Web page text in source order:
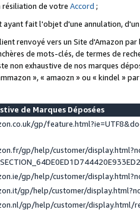
résiliation de votre Accord ;
ayant fait l'objet d'une annulation,
renvoyé vers un Site d'Amazon
de mots-clés, de termes de
non exhaustive de nos marques
», « amaozn » ou « kindel »
de Marques Déposées
gp/
gp/help/customer/
gp/help/customer/
gp/help/customer/
gp/help/customer/display.html/